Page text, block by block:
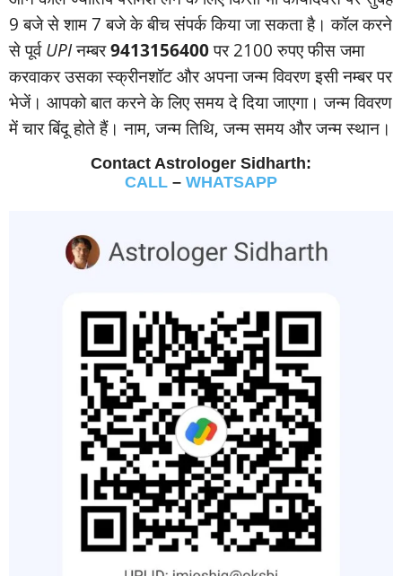
9 बजे से शाम 7 बजे के बीच संपर्क किया जा सकता है। कॉल करने
से पूर्वUPIनम्‍बर9413156400पर 2100 रुपए फीस जमा
करवाकर उसका स्‍क्रीनशॉट और अपना जन्‍म विवरण इसी नम्‍बर पर
भेजें। आपको बात करने के लिए समय दे दिया जाएगा। जन्‍म विवरण
में चार बिंदू होते हैं। नाम, जन्‍म तिथि, जन्‍म समय और जन्‍म स्‍थान।
Contact Astrologer Sidharth:
CALL – WHATSAPP